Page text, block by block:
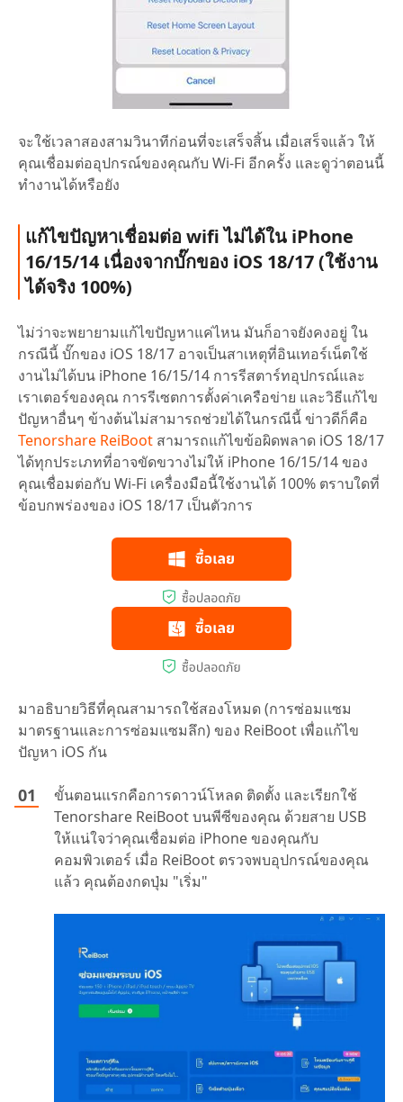
จะใช้เวลาสองสามวินาทีก่อนที่จะเสร็จสิ้น เมื่อเสร็จแล้ว ให้
คุณเชื่อมต่ออุปกรณ์ของคุณกับ Wi-Fi อีกครั้ง และดูว่าตอนนี้
ทำงานได้หรือยัง
แก้ไขปัญหาเชื่อมต่อ wifi ไม่ได้ใน iPhone
16/15/14 เนื่องจากบั๊กของ iOS 18/17 (ใช้งาน
ได้จริง 100%)
ไม่ว่าจะพยายามแก้ไขปัญหาแค่ไหน มันก็อาจยังคงอยู่ ใน
กรณีนี้ บั๊กของ iOS 18/17 อาจเป็นสาเหตุที่อินเทอร์เน็ตใช้
งานไม่ได้บน iPhone 16/15/14 การรีสตาร์ทอุปกรณ์และ
เราเตอร์ของคุณ การรีเซตการตั้งค่าเครือข่าย และวิธีแก้ไข
ปัญหาอื่นๆ ข้างต้นไม่สามารถช่วยได้ในกรณีนี้ ข่าวดีก็คือ
Tenorshare ReiBoot สามารถแก้ไขข้อผิดพลาด iOS 18/17
ได้ทุกประเภทที่อาจขัดขวางไม่ให้ iPhone 16/15/14 ของ
คุณเชื่อมต่อกับ Wi-Fi เครื่องมือนี้ใช้งานได้ 100% ตราบใดที่
ข้อบกพร่องของ iOS 18/17 เป็นตัวการ
มาอธิบายวิธีที่คุณสามารถใช้สองโหมด (การซ่อมแซม
มาตรฐานและการซ่อมแซมลึก) ของ ReiBoot เพื่อแก้ไข
ปัญหา iOS กัน
ขั้นตอนแรกคือการดาวน์โหลด ติดตั้ง และเรียกใช้
Tenorshare ReiBoot บนพีซีของคุณ ด้วยสาย USB
ให้แน่ใจว่าคุณเชื่อมต่อ iPhone ของคุณกับ
คอมพิวเตอร์ เมื่อ ReiBoot ตรวจพบอุปกรณ์ของคุณ
แล้ว คุณต้องกดปุ่ม "เริ่ม"